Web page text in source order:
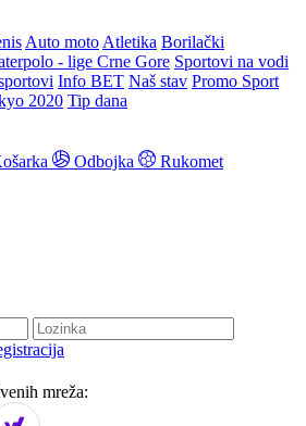
Auto moto Atletika Borilački
- lige Crne Gore Sportovi na vodi
Info BET Naš stav Promo Sport
2020 Tip dana
Odbojka
Rukomet
mreža: